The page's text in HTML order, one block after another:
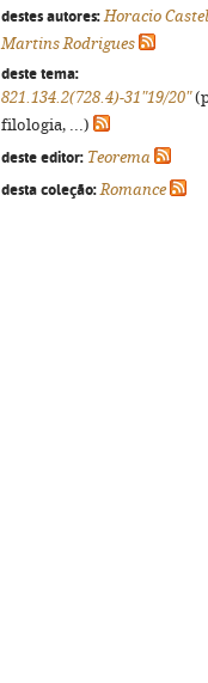
destes autores: Horacio
Martins Rodrigues
deste tema:
821.134.2(728.4)-31"19/20"
filologia, ...)
deste editor: Teorema
desta coleção: Romance